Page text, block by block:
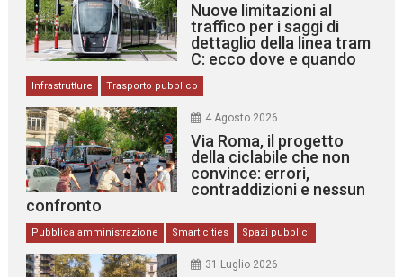
Nuove limitazioni al
traffico per i saggi di
dettaglio della linea tram
C: ecco dove e quando
Infrastrutture Trasporto pubblico
4 Agosto 2026
Via Roma, il progetto
della ciclabile che non
convince: errori,
contraddizioni e nessun
confronto
Pubblica amministrazione Smart cities Spazi pubblici
31 Luglio 2026